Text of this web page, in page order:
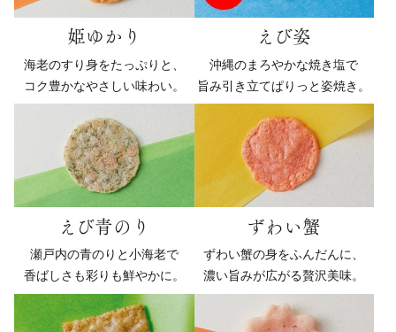
姫ゆかり
海老のすり身をたっぷりと、
コク豊かなやさしい味わい。
えび姿
沖縄のまろやかな焼き塩で
旨み引き立てぱりっと姿焼き。
えび青のり
瀬戸内の青のりと小海老で
香ばしさも彩りも鮮やかに。
ずわい蟹
ずわい蟹の身をふんだんに、
濃い旨みが広がる贅沢美味。